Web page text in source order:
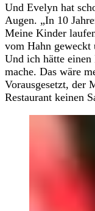
Und Evelyn hat
Augen. „In 10
Meine Kinder
vom Hahn
Und ich hätte
mache. Das wäre
Vorausgesetzt, der
Restaurant keinen